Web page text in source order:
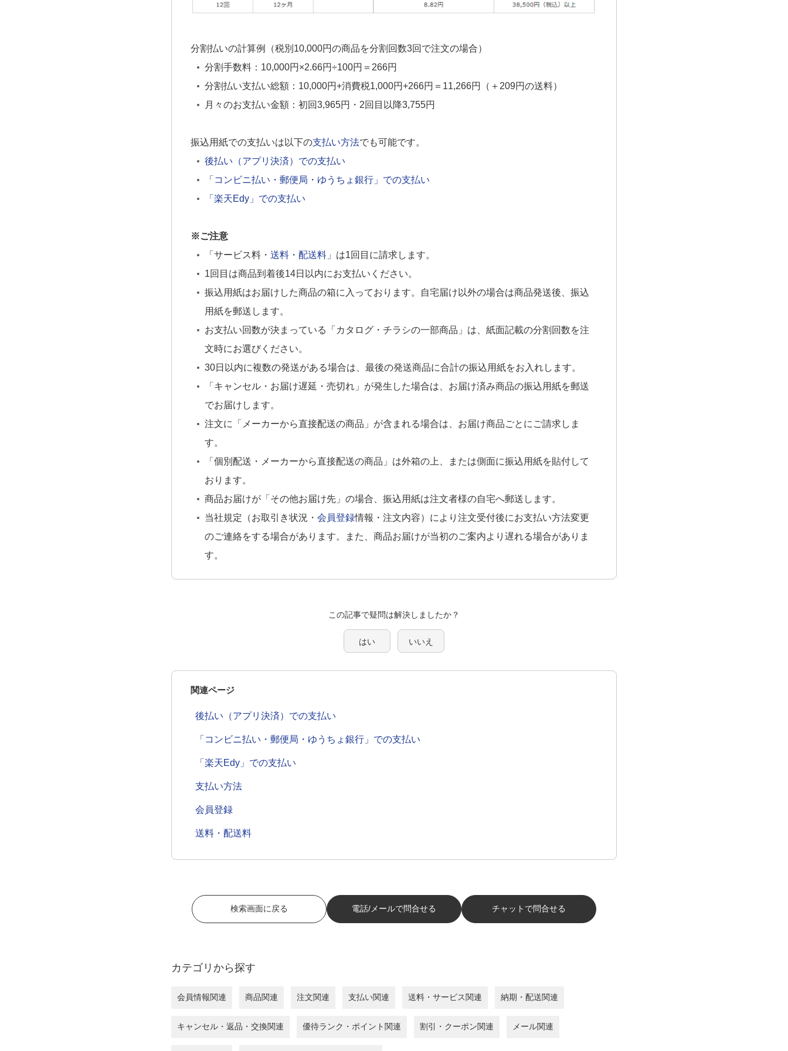
分割払いの計算例（税別10,000円の商品を分割回数3回で注文の場合）
分割手数料：10,000円×2.66円÷100円＝266円
分割払い支払い総額：10,000円+消費税1,000円+266円＝11,266円（＋209円の送料）
月々のお支払い金額：初回3,965円・2回目以降3,755円
振込用紙での支払いは以下の支払い方法でも可能です。
後払い（アプリ決済）での支払い
「コンビニ払い・郵便局・ゆうちょ銀行」での支払い
「楽天Edy」での支払い
※ご注意
「サービス料・ 送料・配送料 」は1回目に請求します。
1回目は商品到着後14日以内にお支払いください。
振込用紙はお届けした商品の箱に入っております。自宅届け以外の場合は商品発送後、振込
用紙を郵送します。
お支払い回数が決まっている「カタログ・チラシの一部商品」は、紙面記載の分割回数を注
文時にお選びください。
30日以内に複数の発送がある場合は、最後の発送商品に合計の振込用紙をお入れします。
「キャンセル・お届け遅延・売切れ」が発生した場合は、お届け済み商品の振込用紙を郵送
でお届けします。
注文に「メーカーから直接配送の商品」が含まれる場合は、お届け商品ごとにご請求しま
す。
「個別配送・メーカーから直接配送の商品」は外箱の上、または側面に振込用紙を貼付して
おります。
商品お届けが「その他お届け先」の場合、振込用紙は注文者様の自宅へ郵送します。
当社規定（お取引き状況・ 会員登録情報・注文内容）により注文受付後にお支払い方法変更
のご連絡をする場合があります。また、商品お届けが当初のご案内より遅れる場合がありま
す。
この記事で疑問は解決しましたか？
はい いいえ
関連ページ
後払い（アプリ決済）での支払い
「コンビニ払い・郵便局・ゆうちょ銀行」での支払い
「楽天Edy」での支払い
支払い方法
会員登録
送料・配送料
検索画面に戻る 電話/メールで問合せる チャットで問合せる
カテゴリから探す
会員情報関連 商品関連 注文関連 支払い関連 送料・サービス関連 納期・配送関連
キャンセル・返品・交換関連 優待ランク・ポイント関連 割引・クーポン関連 メール関連